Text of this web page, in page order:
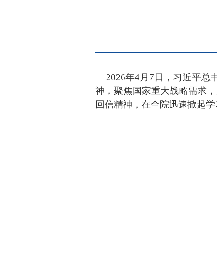
2026年4月7日，习近平总
神，聚焦国家重大战略需求
回信精神，在全院迅速掀起